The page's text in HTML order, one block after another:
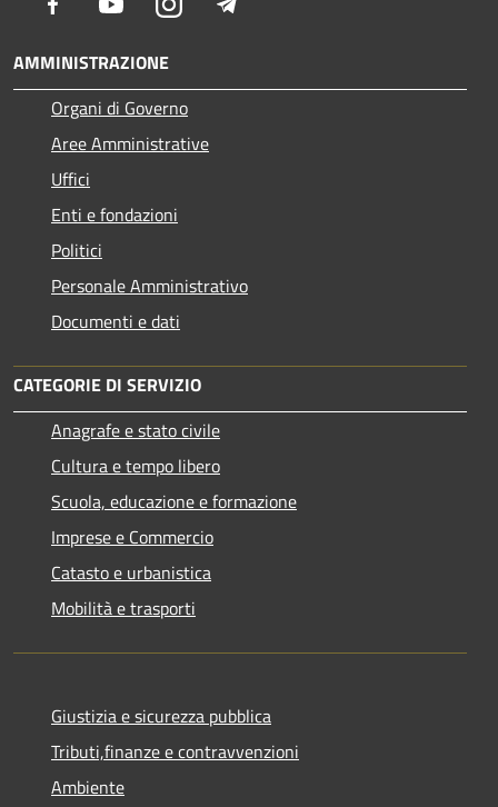
AMMINISTRAZIONE
Organi di Governo
Aree Amministrative
Uffici
Enti e fondazioni
Politici
Personale Amministrativo
Documenti e dati
CATEGORIE DI SERVIZIO
Anagrafe e stato civile
Cultura e tempo libero
Scuola, educazione e formazione
Imprese e Commercio
Catasto e urbanistica
Mobilità e trasporti
Giustizia e sicurezza pubblica
Tributi,finanze e contravvenzioni
Ambiente